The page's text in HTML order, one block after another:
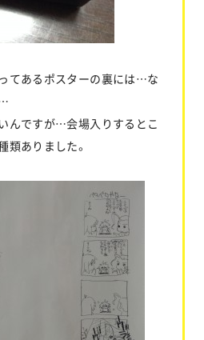
てあるポスターの裏には…な
んですが…会場入りするとこ
ありました。